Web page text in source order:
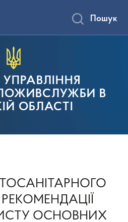
В
ОБЛАСТІ
Пошук
ОСНОВНИХ